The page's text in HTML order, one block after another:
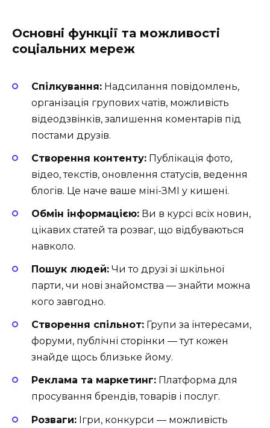
Основні функції та можливості
соціальних мереж
Спілкування: Надсилання повідомлень,
організація групових чатів, можливість
відеодзвінків, залишення коментарів під
постами друзів.
Створення контенту: Публікація фото,
відео, текстів, оновлення статусів, ведення
блогів. Це наче ваше міні-ЗМІ у кишені.
Обмін інформацією: Ви в курсі всіх новин,
цікавих статей та розваг, що відбуваються
навколо.
Пошук людей: Чи то друзі зі шкільної
парти, чи нові знайомства — знайти можна
кого завгодно.
Створення спільнот: Групи за інтересами,
форуми, публічні сторінки — тут кожен
знайде щось близьке йому.
Реклама та маркетинг: Платформа для
просування брендів, товарів і послуг.
Розваги: Ігри, конкурси — можливість